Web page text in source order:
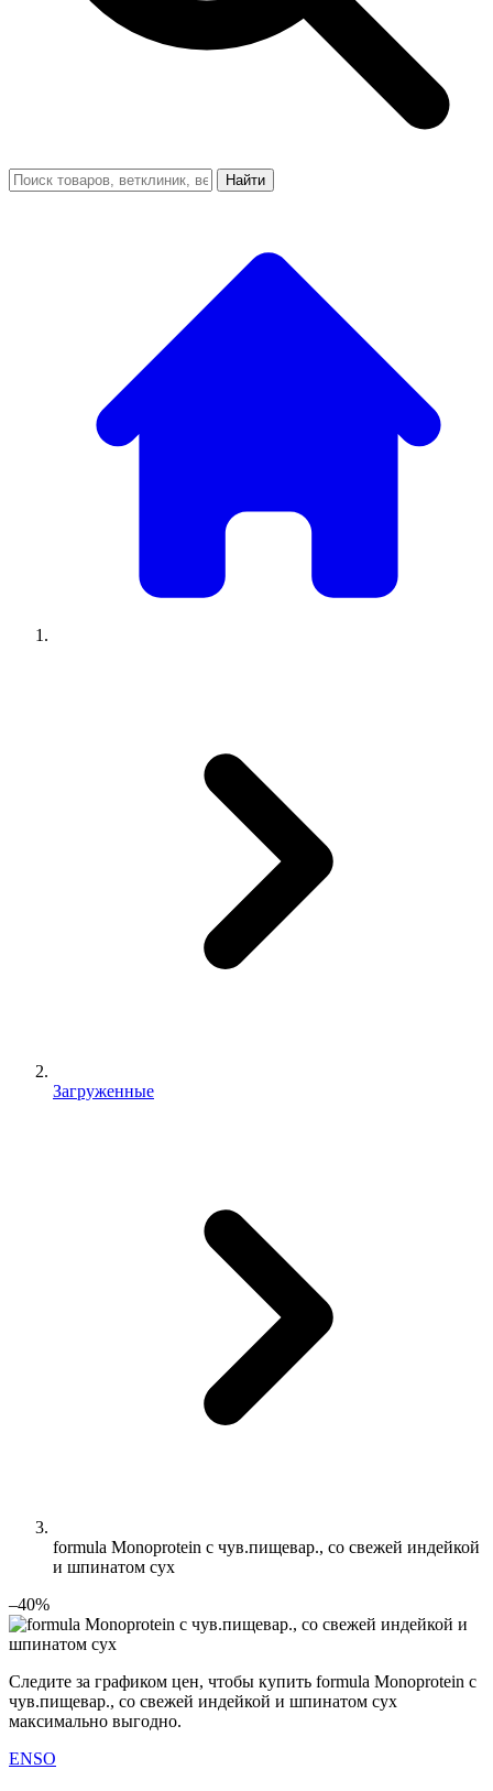
Найти
Загруженные
formula Monoprotein с чув.пищевар., со свежей индейкой
и шпинатом сух
–40%
Следите за графиком цен, чтобы купить formula Monoprotein с
чув.пищевар., со свежей индейкой и шпинатом сух
максимально выгодно.
ENSO